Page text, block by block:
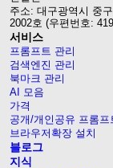
주소: 대구광역시 중
2002호 (우편번호:
서비스
프롬프트 관리
검색엔진 관리
북마크 관리
AI 모음
가격
공개/개인공유 프롬프
브라우저확장 설치
블로그
지식